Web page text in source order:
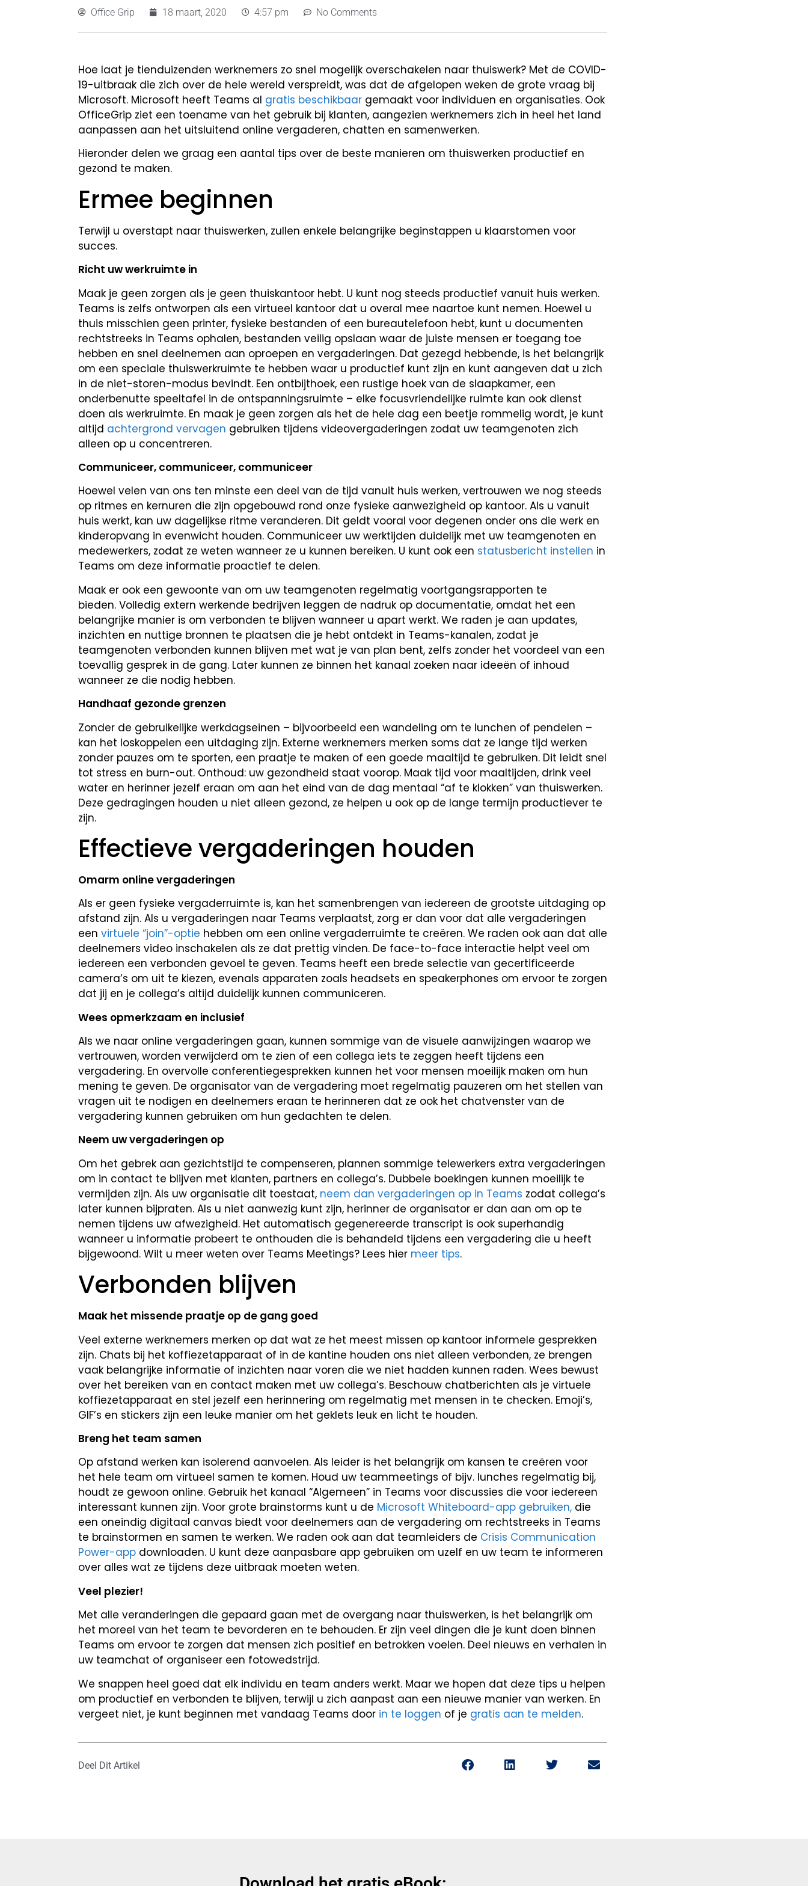
Office Grip 18 maart, 2020 4:57 pm No Comments
Hoe laat je tienduizenden werknemers zo snel mogelijk overschakelen naar thuiswerk? Met de COVID-
19-uitbraak die zich over de hele wereld verspreidt, was dat de afgelopen weken de grote vraag bij
Microsoft. Microsoft heeft Teams al gratis beschikbaar gemaakt voor individuen en organisaties. Ook
OfficeGrip ziet een toename van het gebruik bij klanten, aangezien werknemers zich in heel het land
aanpassen aan het uitsluitend online vergaderen, chatten en samenwerken.
Hieronder delen we graag een aantal tips over de beste manieren om thuiswerken productief en
gezond te maken.
Ermee beginnen
Terwijl u overstapt naar thuiswerken, zullen enkele belangrijke beginstappen u klaarstomen voor
succes.
Richt uw werkruimte in
Maak je geen zorgen als je geen thuiskantoor hebt. U kunt nog steeds productief vanuit huis werken.
Teams is zelfs ontworpen als een virtueel kantoor dat u overal mee naartoe kunt nemen. Hoewel u
thuis misschien geen printer, fysieke bestanden of een bureautelefoon hebt, kunt u documenten
rechtstreeks in Teams ophalen, bestanden veilig opslaan waar de juiste mensen er toegang toe
hebben en snel deelnemen aan oproepen en vergaderingen. Dat gezegd hebbende, is het belangrijk
om een speciale thuiswerkruimte te hebben waar u productief kunt zijn en kunt aangeven dat u zich
in de niet-storen-modus bevindt. Een ontbijthoek, een rustige hoek van de slaapkamer, een
onderbenutte speeltafel in de ontspanningsruimte – elke focusvriendelijke ruimte kan ook dienst
doen als werkruimte. En maak je geen zorgen als het de hele dag een beetje rommelig wordt, je kunt
altijd achtergrond vervagen gebruiken tijdens videovergaderingen zodat uw teamgenoten zich
alleen op u concentreren.
Communiceer, communiceer, communiceer
Hoewel velen van ons ten minste een deel van de tijd vanuit huis werken, vertrouwen we nog steeds
op ritmes en kernuren die zijn opgebouwd rond onze fysieke aanwezigheid op kantoor. Als u vanuit
huis werkt, kan uw dagelijkse ritme veranderen. Dit geldt vooral voor degenen onder ons die werk en
kinderopvang in evenwicht houden. Communiceer uw werktijden duidelijk met uw teamgenoten en
medewerkers, zodat ze weten wanneer ze u kunnen bereiken. U kunt ook een statusbericht instellen in
Teams om deze informatie proactief te delen.
Maak er ook een gewoonte van om uw teamgenoten regelmatig voortgangsrapporten te
bieden. Volledig extern werkende bedrijven leggen de nadruk op documentatie, omdat het een
belangrijke manier is om verbonden te blijven wanneer u apart werkt. We raden je aan updates,
inzichten en nuttige bronnen te plaatsen die je hebt ontdekt in Teams-kanalen, zodat je
teamgenoten verbonden kunnen blijven met wat je van plan bent, zelfs zonder het voordeel van een
toevallig gesprek in de gang. Later kunnen ze binnen het kanaal zoeken naar ideeën of inhoud
wanneer ze die nodig hebben.
Handhaaf gezonde grenzen
Zonder de gebruikelijke werkdagseinen – bijvoorbeeld een wandeling om te lunchen of pendelen –
kan het loskoppelen een uitdaging zijn. Externe werknemers merken soms dat ze lange tijd werken
zonder pauzes om te sporten, een praatje te maken of een goede maaltijd te gebruiken. Dit leidt snel
tot stress en burn-out. Onthoud: uw gezondheid staat voorop. Maak tijd voor maaltijden, drink veel
water en herinner jezelf eraan om aan het eind van de dag mentaal “af te klokken” van thuiswerken.
Deze gedragingen houden u niet alleen gezond, ze helpen u ook op de lange termijn productiever te
zijn.
Effectieve vergaderingen houden
Omarm online vergaderingen
Als er geen fysieke vergaderruimte is, kan het samenbrengen van iedereen de grootste uitdaging op
afstand zijn. Als u vergaderingen naar Teams verplaatst, zorg er dan voor dat alle vergaderingen
een virtuele “join”-optie hebben om een online vergaderruimte te creëren. We raden ook aan dat alle
deelnemers video inschakelen als ze dat prettig vinden. De face-to-face interactie helpt veel om
iedereen een verbonden gevoel te geven. Teams heeft een brede selectie van gecertificeerde
camera’s om uit te kiezen, evenals apparaten zoals headsets en speakerphones om ervoor te zorgen
dat jij en je collega’s altijd duidelijk kunnen communiceren.
Wees opmerkzaam en inclusief
Als we naar online vergaderingen gaan, kunnen sommige van de visuele aanwijzingen waarop we
vertrouwen, worden verwijderd om te zien of een collega iets te zeggen heeft tijdens een
vergadering. En overvolle conferentiegesprekken kunnen het voor mensen moeilijk maken om hun
mening te geven. De organisator van de vergadering moet regelmatig pauzeren om het stellen van
vragen uit te nodigen en deelnemers eraan te herinneren dat ze ook het chatvenster van de
vergadering kunnen gebruiken om hun gedachten te delen.
Neem uw vergaderingen op
Om het gebrek aan gezichtstijd te compenseren, plannen sommige telewerkers extra vergaderingen
om in contact te blijven met klanten, partners en collega’s. Dubbele boekingen kunnen moeilijk te
vermijden zijn. Als uw organisatie dit toestaat, neem dan vergaderingen op in Teams zodat collega’s
later kunnen bijpraten. Als u niet aanwezig kunt zijn, herinner de organisator er dan aan om op te
nemen tijdens uw afwezigheid. Het automatisch gegenereerde transcript is ook superhandig
wanneer u informatie probeert te onthouden die is behandeld tijdens een vergadering die u heeft
bijgewoond. Wilt u meer weten over Teams Meetings? Lees hier meer tips.
Verbonden blijven
Maak het missende praatje op de gang goed
Veel externe werknemers merken op dat wat ze het meest missen op kantoor informele gesprekken
zijn. Chats bij het koffiezetapparaat of in de kantine houden ons niet alleen verbonden, ze brengen
vaak belangrijke informatie of inzichten naar voren die we niet hadden kunnen raden. Wees bewust
over het bereiken van en contact maken met uw collega’s. Beschouw chatberichten als je virtuele
koffiezetapparaat en stel jezelf een herinnering om regelmatig met mensen in te checken. Emoji’s,
GIF’s en stickers zijn een leuke manier om het geklets leuk en licht te houden.
Breng het team samen
Op afstand werken kan isolerend aanvoelen. Als leider is het belangrijk om kansen te creëren voor
het hele team om virtueel samen te komen. Houd uw teammeetings of bijv. lunches regelmatig bij,
houdt ze gewoon online. Gebruik het kanaal “Algemeen” in Teams voor discussies die voor iedereen
interessant kunnen zijn. Voor grote brainstorms kunt u de Microsoft Whiteboard-app gebruiken, die
een oneindig digitaal canvas biedt voor deelnemers aan de vergadering om rechtstreeks in Teams
te brainstormen en samen te werken. We raden ook aan dat teamleiders de Crisis Communication
Power-app downloaden. U kunt deze aanpasbare app gebruiken om uzelf en uw team te informeren
over alles wat ze tijdens deze uitbraak moeten weten.
Veel plezier!
Met alle veranderingen die gepaard gaan met de overgang naar thuiswerken, is het belangrijk om
het moreel van het team te bevorderen en te behouden. Er zijn veel dingen die je kunt doen binnen
Teams om ervoor te zorgen dat mensen zich positief en betrokken voelen. Deel nieuws en verhalen in
uw teamchat of organiseer een fotowedstrijd.
We snappen heel goed dat elk individu en team anders werkt. Maar we hopen dat deze tips u helpen
om productief en verbonden te blijven, terwijl u zich aanpast aan een nieuwe manier van werken. En
vergeet niet, je kunt beginnen met vandaag Teams door in te loggen of je gratis aan te melden.
Deel Dit Artikel